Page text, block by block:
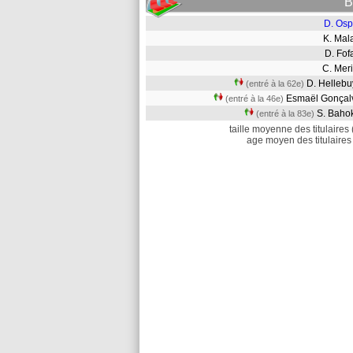
D.
K.
D.
C.
(entré à la 62e) D.
(entré à la 46e) Esmaël
(entré à la 83e) S.
taille moyenne des titulaires
age moyen des titulaires